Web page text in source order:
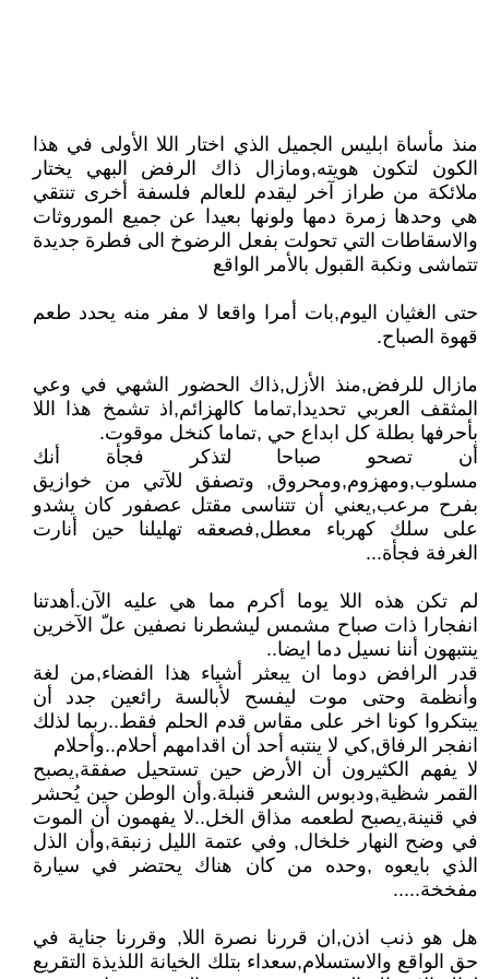
منذ مأساة ابليس الجميل الذي اختار اللا الأولى في هذا
الكون لتكون هويته,ومازال ذاك الرفض البهي يختار
ملائكة من طراز آخر ليقدم للعالم فلسفة أخرى تنتقي
هي وحدها زمرة دمها ولونها بعيدا عن جميع الموروثات
والاسقاطات التي تحولت بفعل الرضوخ الى فطرة جديدة
تتماشى ونكبة القبول بالأمر الواقع
حتى الغثيان اليوم,بات أمرا واقعا لا مفر منه يحدد طعم
قهوة الصباح.
مازال للرفض,منذ الأزل,ذاك الحضور الشهي في وعي
المثقف العربي تحديدا,تماما كالهزائم,اذ تشمخ هذا اللا
بأحرفها بطلة كل ابداع حي ,تماما كنخل موقوت.
أن تصحو صباحا لتذكر فجأة أنك
مسلوب,ومهزوم,ومحروق, وتصفق للآتي من خوازيق
بفرح مرعب,يعني أن تتناسى مقتل عصفور كان يشدو
على سلك كهرباء معطل,فصعقه تهليلنا حين أنارت
الغرفة فجأة...
لم تكن هذه اللا يوما أكرم مما هي عليه الآن.أهدتنا
انفجارا ذات صباح مشمس ليشطرنا نصفين علّ الآخرين
ينتبهون أننا نسيل دما ايضا..
قدر الرافض دوما ان يبعثر أشياء هذا الفضاء,من لغة
وأنظمة وحتى موت ليفسح لأبالسة رائعين جدد أن
يبتكروا كونا اخر على مقاس قدم الحلم فقط..ربما لذلك
انفجر الرفاق,كي لا ينتبه أحد أن اقدامهم أحلام..وأحلام
لا يفهم الكثيرون أن الأرض حين تستحيل صفقة,يصبح
القمر شظية,ودبوس الشعر قنبلة.وأن الوطن حين يُحشر
في قنينة,يصبح لطعمه مذاق الخل..لا يفهمون أن الموت
في وضح النهار خلخال, وفي عتمة الليل زنبقة,وأن الذل
الذي بايعوه ,وحده من كان هناك يحتضر في سيارة
مفخخة.....
هل هو ذنب اذن,ان قررنا نصرة اللا, وقررنا جناية في
حق الواقع والاستسلام,سعداء بتلك الخيانة اللذيذة التقريع